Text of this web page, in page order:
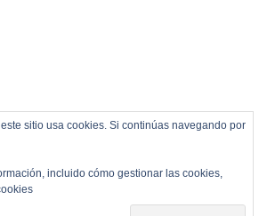
sitio usa cookies. Si continúas navegando por
incluido cómo gestionar las cookies,